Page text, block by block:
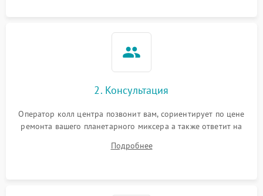
2. Консультация
Оператор колл центра позвонит вам, сориентирует по цене
ремонта вашего планетарного миксера а также ответит на
Подробнее